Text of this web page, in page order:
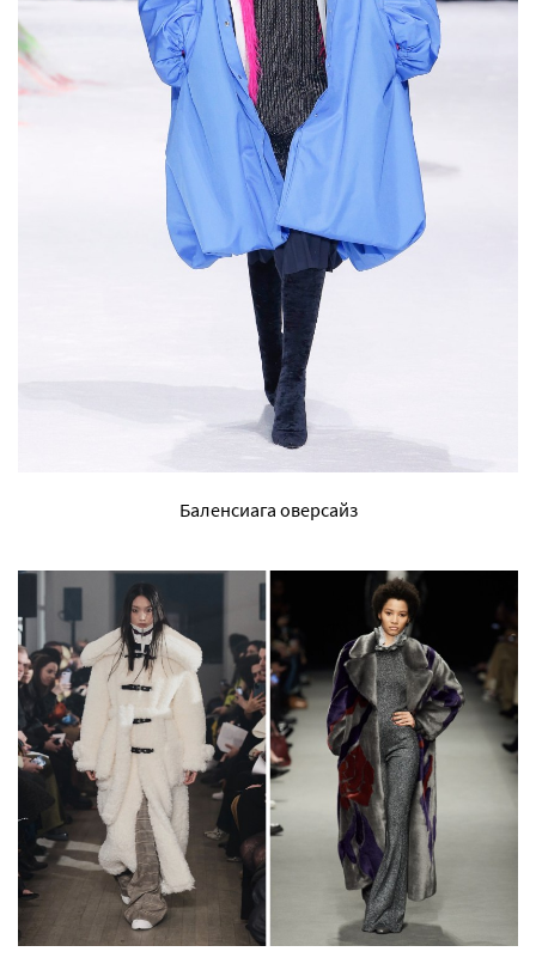
Баленсиага оверсайз